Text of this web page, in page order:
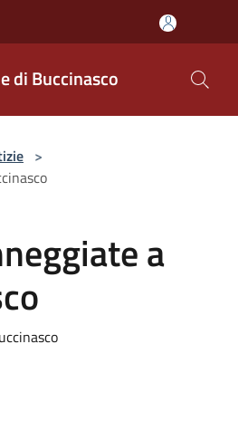
di Buccinasco
>
a